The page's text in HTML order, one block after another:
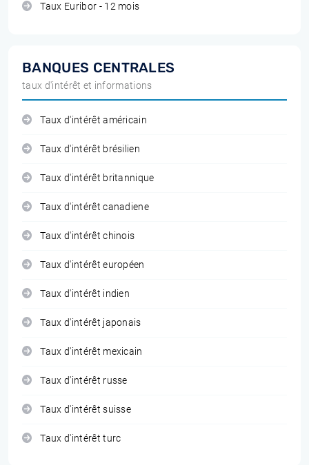
Taux Euribor - 12 mois
BANQUES CENTRALES
taux d'intérêt et informations
Taux d'intérêt américain
Taux d'intérêt brésilien
Taux d'intérêt britannique
Taux d'intérêt canadiene
Taux d'intérêt chinois
Taux d'intérêt européen
Taux d'intérêt indien
Taux d'intérêt japonais
Taux d'intérêt mexicain
Taux d'intérêt russe
Taux d'intérêt suisse
Taux d'intérêt turc